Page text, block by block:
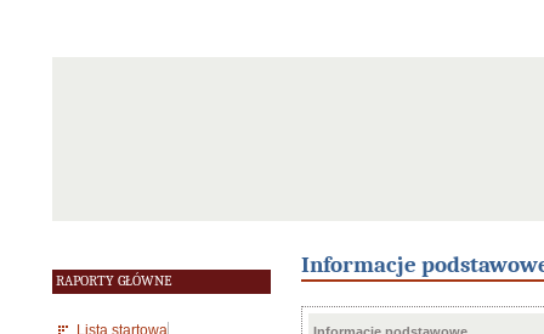
RAPORTY GŁÓWNE
Lista startowa
Informacje